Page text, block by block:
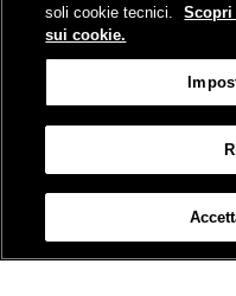
Protezione dati
Informativa
soli cookie tecnici.
sui cookie.